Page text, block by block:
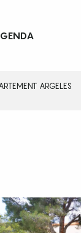
ARGELES